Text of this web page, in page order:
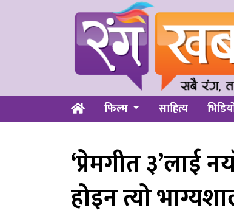
फिल्म साहित्य
‘प्रेमगीत ३’लाई
होइन त्यो